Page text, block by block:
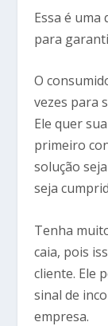
Essa é
para
O
vezes para
Ele quer
primeiro
solução
seja
Tenha
caia, pois
cliente. Ele
sinal de
empresa.